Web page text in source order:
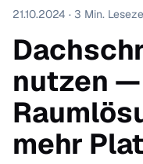
21.10.2024 · 3 Min.
nutzen —
mehr